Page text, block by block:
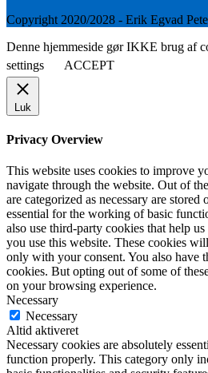
Copyright 2020/2028 - Erik Egvad
Denne hjemmeside gør IKKE brug af
settings
ACCEPT
Luk
Privacy Overview
This website uses cookies to improve
navigate through the website. Out of
are categorized as necessary are
essential for the working of basic
also use third-party cookies that help
you use this website. These cookies
only with your consent. You also have
cookies. But opting out of some of
on your browsing experience.
Necessary
Necessary
Altid aktiveret
Necessary cookies are absolutely
function properly. This category only